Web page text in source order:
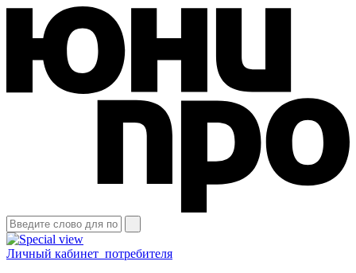
Личный кабинет потребителя